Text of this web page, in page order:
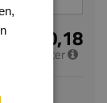
€ 10,18
per meter